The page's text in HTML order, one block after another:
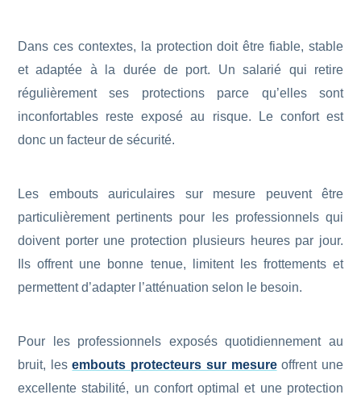
Dans ces contextes, la protection doit être fiable, stable
et adaptée à la durée de port. Un salarié qui retire
régulièrement ses protections parce qu’elles sont
inconfortables reste exposé au risque. Le confort est
donc un facteur de sécurité.
Les embouts auriculaires sur mesure peuvent être
particulièrement pertinents pour les professionnels qui
doivent porter une protection plusieurs heures par jour.
Ils offrent une bonne tenue, limitent les frottements et
permettent d’adapter l’atténuation selon le besoin.
Pour les professionnels exposés quotidiennement au
bruit, lesembouts protecteurs sur mesureoffrent une
excellente stabilité, un confort optimal et une protection